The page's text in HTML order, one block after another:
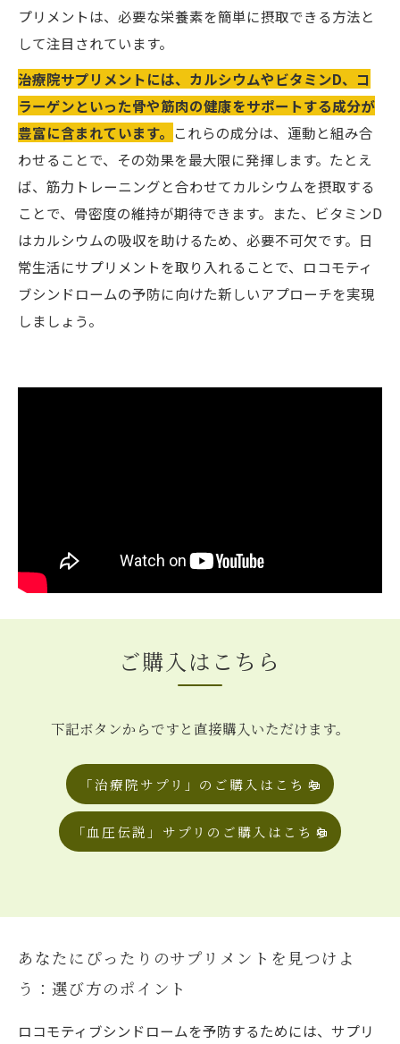
プリメントは、必要な栄養素を簡単に摂取できる方法と
して注目されています。
治療院サプリメントには、カルシウムやビタミンD、コ
ラーゲンといった骨や筋肉の健康をサポートする成分が
豊富に含まれています。 これらの成分は、運動と組み合
わせることで、その効果を最大限に発揮します。たとえ
ば、筋力トレーニングと合わせてカルシウムを摂取する
ことで、骨密度の維持が期待できます。また、ビタミンD
はカルシウムの吸収を助けるため、必要不可欠です。日
常生活にサプリメントを取り入れることで、ロコモティ
ブシンドロームの予防に向けた新しいアプローチを実現
しましょう。
ご購入はこちら
下記ボタンからですと直接購入いただけます。
「治療院サプリ」のご購入はこちら
「血圧伝説」サプリのご購入はこちら
あなたにぴったりのサプリメントを見つけよ
う：選び方のポイント
ロコモティブシンドロームを予防するためには、サプリ